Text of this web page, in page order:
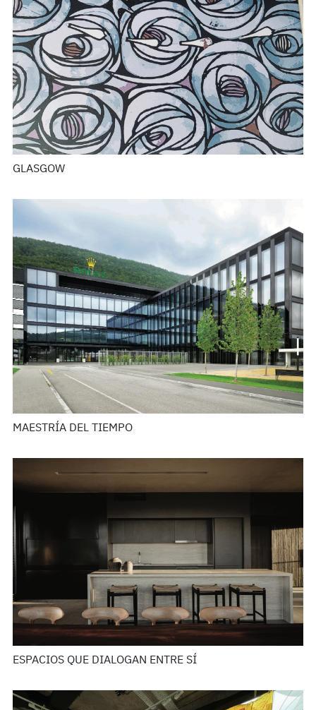
GLASGOW
MAESTRÍA DEL TIEMPO
ESPACIOS QUE DIALOGAN ENTRE SÍ